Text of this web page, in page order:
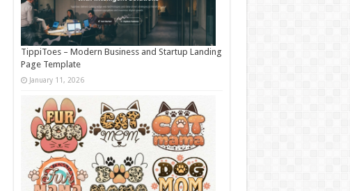
TippiToes – Modern Business and Startup Landing
Page Template
January 11, 2026